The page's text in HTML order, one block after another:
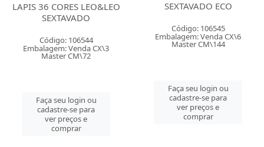
LAPIS 36 CORES LEO&LEO
SEXTAVADO
Código: 106544
Embalagem: Venda CX\3
Master CM\72
Faça seu login ou
cadastre-se para
ver preços e
comprar
LAPIS 12 CORES LEO&LEO
Código: 106545
Embalagem: Venda CX\6
Faça seu login ou
cadastre-se para
ver preços e